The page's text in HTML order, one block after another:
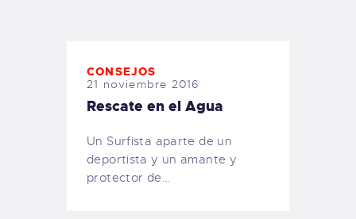
CONSEJOS
21 noviembre 2016
Rescate en el Agua
Un Surfista aparte de un
deportista y un amante y
protector de…